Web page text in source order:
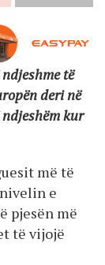
të
deri në
kur
më të
e
pjesën më
të vijojë